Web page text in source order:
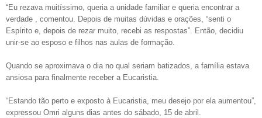
“Eu rezava muitíssimo, queria a unidade familiar e queria encontrar a
verdade , comentou. Depois de muitas dúvidas e orações, “senti o
Espírito e, depois de rezar muito, recebi as respostas”. Então, decidiu
unir-se ao esposo e filhos nas aulas de formação.
Quando se aproximava o dia no qual seriam batizados, a família estava
ansiosa para finalmente receber a Eucaristia.
“Estando tão perto e exposto à Eucaristia, meu desejo por ela aumentou”,
expressou Omri alguns dias antes do sábado, 15 de abril.